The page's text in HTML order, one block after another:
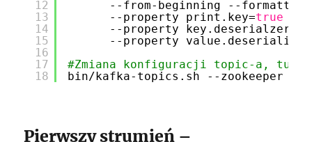
12
13
14
15
16
17
18
--from-beginning --formatter
--property print.key=true
--property
--property
#Zmiana konfiguracji topic-a, tutaj
bin/kafka-topics .sh --zookeeper
Pierwszy strumień –